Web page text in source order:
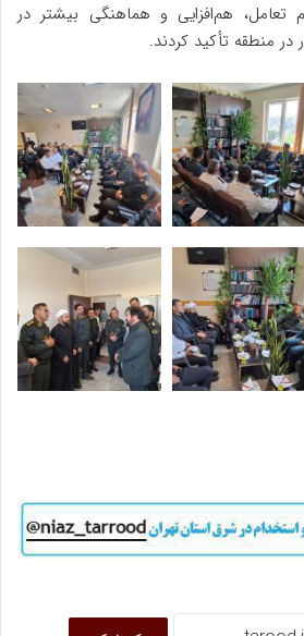
تعامل، هم‌افزايی و هماهنگی بيشتر در
در منطقه تأكيد کردند.